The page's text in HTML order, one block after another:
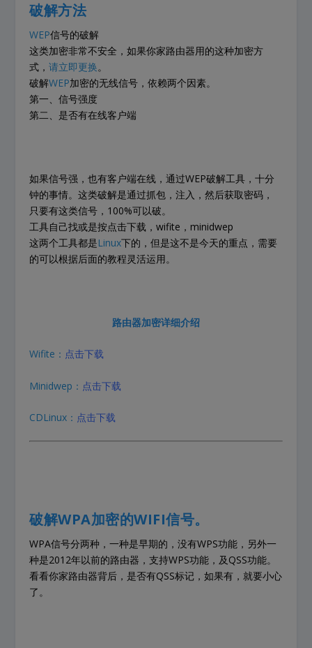
破解方法
WEP信号的破解
这类加密非常不安全，如果你家路由器用的这种加密方
式，请立即更换。
破解WEP加密的无线信号，依赖两个因素。
第一、信号强度
第二、是否有在线客户端
如果信号强，也有客户端在线，通过WEP破解工具，十分
钟的事情。这类破解是通过抓包，注入，然后获取密码，
只要有这类信号，100%可以破。
工具自己找或是按点击下载，wifite，minidwep
这两个工具都是Linux下的，但是这不是今天的重点，需要
的可以根据后面的教程灵活运用。
路由器加密详细介绍
Wifite： 点击下载
Minidwep： 点击下载
CDLinux： 点击下载
破解WPA加密的WIFI信号。
WPA信号分两种，一种是早期的，没有WPS功能，另外一
种是2012年以前的路由器，支持WPS功能，及QSS功能。
看看你家路由器背后，是否有QSS标记，如果有，就要小心
了。